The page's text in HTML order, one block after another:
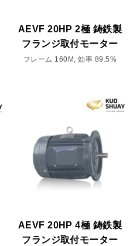
AEVF 20HP 2極 鋳鉄製
フランジ取付モーター
フレーム 160M, 効率 89.5%
AEVF 20HP 4極 鋳鉄製
フランジ取付モーター